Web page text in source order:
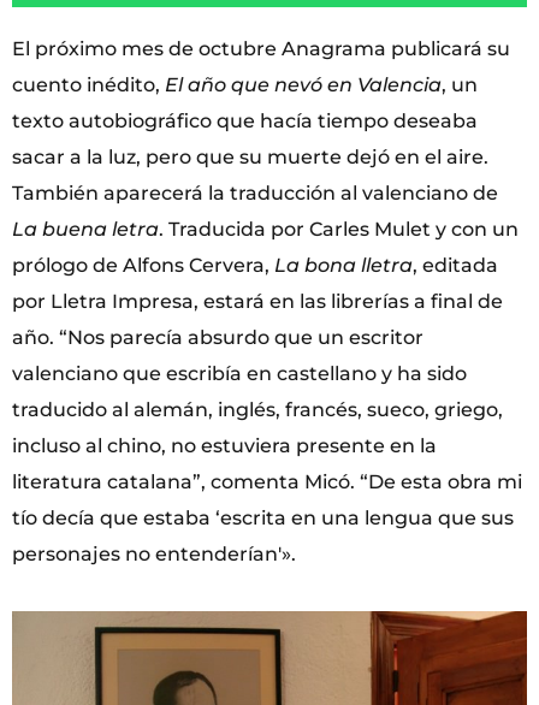
El próximo mes de octubre Anagrama publicará su
cuento inédito, El año que nevó en Valencia, un
texto autobiográfico que hacía tiempo deseaba
sacar a la luz, pero que su muerte dejó en el aire.
También aparecerá la traducción al valenciano de
La buena letra. Traducida por Carles Mulet y con un
prólogo de Alfons Cervera, La bona lletra, editada
por Lletra Impresa, estará en las librerías a final de
año. “Nos parecía absurdo que un escritor
valenciano que escribía en castellano y ha sido
traducido al alemán, inglés, francés, sueco, griego,
incluso al chino, no estuviera presente en la
literatura catalana”, comenta Micó. “De esta obra mi
tío decía que estaba ‘escrita en una lengua que sus
personajes no entenderían'».